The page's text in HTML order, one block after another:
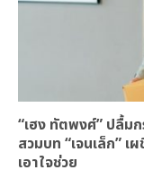
“เฮง ทัตพงศ์” ปลื้ม
สวมบท “เจนเล็ก”
เอาใจช่วย